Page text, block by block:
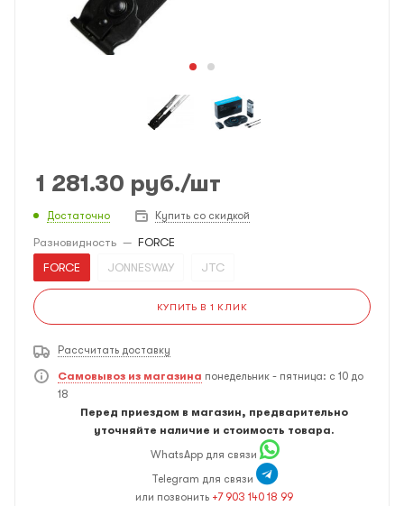
1 281.30 руб./шт
Достаточно Купить со скидкой
Разновидность — FORCE
FORCE
JONNESWAY JTC
КУПИТЬ В 1 КЛИК
Рассчитать доставку
Самовывоз из магазина понедельник - пятница: с 10 до
18
Перед приездом в магазин, предварительно
уточняйте наличие и стоимость товара.
WhatsApp для связи
Telegram для связи
или позвонить +7 903 140 18 99